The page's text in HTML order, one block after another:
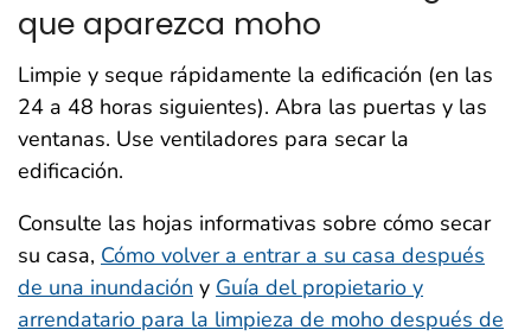
que aparezca moho
Limpie y seque rápidamente la edificación (en las
24 a 48 horas siguientes). Abra las puertas y las
ventanas. Use ventiladores para secar la
edificación.
Consulte las hojas informativas sobre cómo secar
su casa, Cómo volver a entrar a su casa después
de una inundación y Guía del propietario y
arrendatario para la limpieza de moho después de